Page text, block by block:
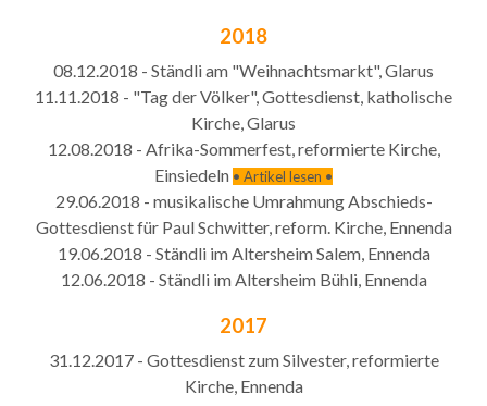
2018
08.12.2018 - Ständli am "Weihnachtsmarkt", Glarus
11.11.2018 - "Tag der Völker", Gottesdienst, katholische
Kirche, Glarus
12.08.2018 - Afrika-Sommerfest, reformierte Kirche,
Einsiedeln • Artikel lesen •
29.06.2018 - musikalische Umrahmung Abschieds-
Gottesdienst für Paul Schwitter, reform. Kirche, Ennenda
19.06.2018 - Ständli im Altersheim Salem, Ennenda
​12.06.2018 - Ständli im Altersheim Bühli, Ennenda
2017
31.12.2017 - Gottesdienst zum Silvester, reformierte
Kirche, Ennenda